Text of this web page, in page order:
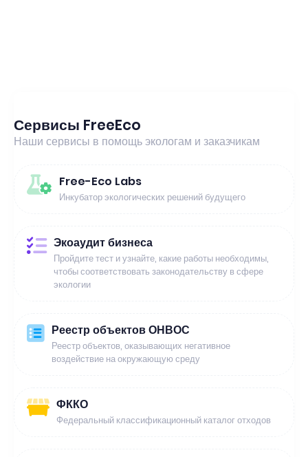
Сервисы FreeEco
Наши сервисы в помощь экологам и заказчикам
Free-Eco Labs
Инкубатор экологических решений будущего
Экоаудит бизнеса
Пройдите тест и узнайте, какие работы необходимы,
чтобы соответствовать законодательству в сфере
экологии
Реестр объектов ОНВОС
Реестр объектов, оказывающих негативное
воздействие на окружающую среду
ФККО
Федеральный классификационный каталог отходов